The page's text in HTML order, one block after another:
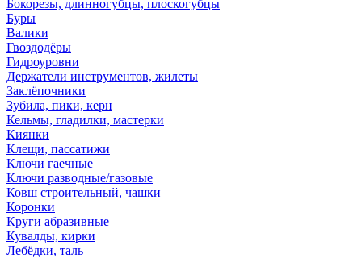
Бокорезы, длинногубцы, плоскогубцы
Буры
Валики
Гвоздодёры
Гидроуровни
Держатели инструментов, жилеты
Заклёпочники
Зубила, пики, керн
Кельмы, гладилки, мастерки
Киянки
Клещи, пассатижи
Ключи гаечные
Ключи разводные/газовые
Ковш строительный, чашки
Коронки
Круги абразивные
Кувалды, кирки
Лебёдки, таль